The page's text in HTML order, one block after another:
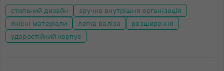
стильний дизайн
зручна внутрішня організація
якісні матеріали
легка валіза
розширення
ударостійкий корпус